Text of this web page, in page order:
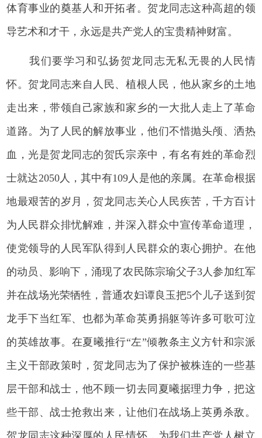
体育事业的奠基人和开拓者。贺龙同志这种高超的领
导艺术和才干，永远是共产党人的宝贵精神财富。
我们要学习和弘扬贺龙同志无私无畏的人民情
怀。贺龙同志来自人民、植根人民，他从家乡的土地
走出来，带领自己家族和家乡的一大批人走上了革命
道路。为了人民的解放事业，他们不惜抛头颅、洒热
血，光是贺龙同志的贺氏宗亲中，有名有姓的革命烈
士就达2050人，其中有109人是他的亲属。在革命根据
地最艰苦的岁月，贺龙同志关心人民疾苦，千方百计
为人民群众排忧解难，并深入群众中宣传革命道理，
使党领导的人民军队得到人民群众的衷心拥护。在他
的动员、影响下，涌现了农民陈宗瑜父子3人参加红军
并在战场光荣牺牲，普通农妇谭良玉把5个儿子送到贺
龙手下当红军、也都为革命英勇捐躯等许多可歌可泣
的英雄故事。在夏曦推行“左”倾教条主义方针和宗派
主义干部政策时，贺龙同志为了保护被株连的一些基
层干部和战士，他不顾一切去同夏曦据理力争，把这
些干部、战士抢救出来，让他们在战场上英勇杀敌。
贺龙同志这种深厚的人民情怀，为我们共产党人树立